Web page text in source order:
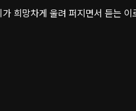
희망차게 울려 퍼지면서 듣는 이